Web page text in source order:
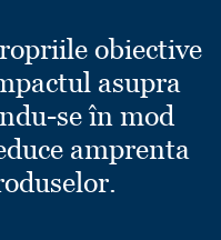
obiective
asupra
se în mod
amprenta